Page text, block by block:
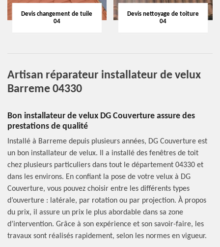
Devis changement de tuile
04
Devis nettoyage de toiture
04
Artisan réparateur installateur de velux
Barreme 04330
Bon installateur de velux DG Couverture assure des
prestations de qualité
Installé à Barreme depuis plusieurs années, DG Couverture est
un bon installateur de velux. Il a installé des fenêtres de toit
chez plusieurs particuliers dans tout le département 04330 et
dans les environs. En confiant la pose de votre velux à DG
Couverture, vous pouvez choisir entre les différents types
d’ouverture : latérale, par rotation ou par projection. À propos
du prix, il assure un prix le plus abordable dans sa zone
d’intervention. Grâce à son expérience et son savoir-faire, les
travaux sont réalisés rapidement, selon les normes en vigueur.